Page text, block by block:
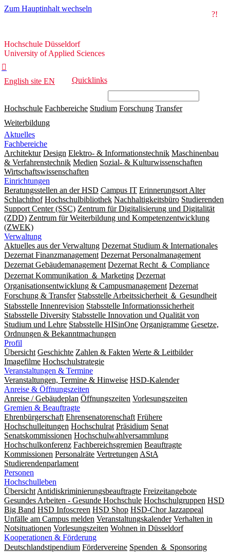
Zum Hauptinhalt wechseln
?!
Hochschule
Düsseldorf
Hochschule Düsseldorf
University of Applied Sciences

English site EN Quicklinks
Hochschule Fachbereiche Studium Forschung Transfer
Weiterbildung
Aktuelles
Fachbereiche
Architektur Design Elektro- & Informationstechnik Maschinenbau
& Verfahrenstechnik Medien Sozial- & Kulturwissenschaften
Wirtschaftswissenschaften
Einrichtungen
Beratungsstellen an der HSD Campus IT Erinnerungsort Alter
Schlachthof Hochschulbibliothek Nachhaltigkeitsbüro Studierenden
Support Center (SSC) Zentrum für Digitalisierung und Digitalität
(ZDD) Zentrum für Weiterbildung und Kompetenzentwicklung
(ZWEK)
Verwaltung
Aktuelles aus der Verwaltung Dezernat Studium & Internationales
Dezernat Finanzmanagement Dezernat Personalmanagement
Dezernat Gebäudemanagement Dezernat Recht ＆ Compliance
Dezernat Kommunikation ＆ Marketing Dezernat
Organisationsentwicklung & Campusmanagement Dezernat
Forschung & Transfer Stabsstelle Arbeitssicherheit ＆ Gesundheit
Stabsstelle Innenrevision Stabsstelle In­for­ma­ti­ons­sicher­heit
Stabsstelle Diversity Stabsstelle Innovation und Qualität von
Studium und Lehre Stabsstelle HISinOne Organigramme Gesetze,
Ordnungen & Bekanntmachungen
Profil
Übersicht Geschichte Zahlen & Fakten Werte & Leitbilder
Imagefilme Hochschulstrategie
Veranstaltungen & Termine
Veranstaltungen, Termine & Hinweise HSD-Kalender
Anreise & Öffnungszeiten
Anreise / Gebäudeplan Öffnungszeiten Vorlesungszeiten
Gremien & Beauftragte
Ehrenbürgerschaft Ehrensenatorenschaft Frühere
Hochschulleitungen Hochschulrat Präsidium Senat
Senatskommissionen Hochschulwahlversammlung
Hochschulkonferenz Fachbereichsgremien Beauftragte
Kommissionen Personalräte Vertretungen AStA
Studierendenparlament
Personen
Hochschulleben
Übersicht Antidiskriminierungsbeauftragte Freizeitangebote
Gesundes Arbeiten - Gesunde Hochschule Hochschulgruppen HSD
Big Band HSD Infoscreen HSD Shop HSD-Chor Jazzappeal
Unfälle am Campus melden Veranstaltungskalender Verhalten in
Notsituationen Vorlesungszeiten Wohnen in Düsseldorf
Kooperationen & Förderung
Deutschlandstipendium Fördervereine Spenden ＆ Sponsoring